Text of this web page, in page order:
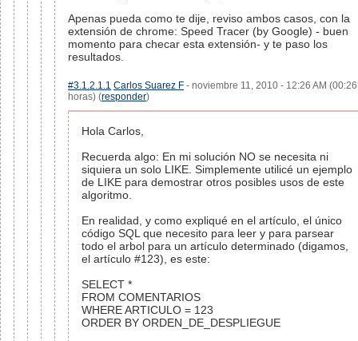
Apenas pueda como te dije, reviso ambos casos, con la
extensión de chrome: Speed Tracer (by Google) - buen
momento para checar esta extensión- y te paso los
resultados.
#3.1.2.1.1 Carlos Suarez F - noviembre 11, 2010 - 12:26 AM (00:26
horas) (responder)
Hola Carlos,
Recuerda algo: En mi solución NO se necesita ni
siquiera un solo LIKE. Simplemente utilicé un ejemplo
de LIKE para demostrar otros posibles usos de este
algoritmo.
En realidad, y como expliqué en el artículo, el único
código SQL que necesito para leer y para parsear
todo el arbol para un artículo determinado (digamos,
el artículo #123), es este:
SELECT *
FROM COMENTARIOS
WHERE ARTICULO = 123
ORDER BY ORDEN_DE_DESPLIEGUE